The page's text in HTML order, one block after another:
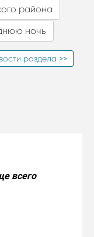
района
ночь
раздела >>
всего